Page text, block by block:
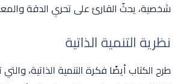
شخصية، يحثّ القارئ على تحري الدقة
نظرية التنمية الذاتية
طرح الكتاب أيضًا فكرة التنمية الذاتية،